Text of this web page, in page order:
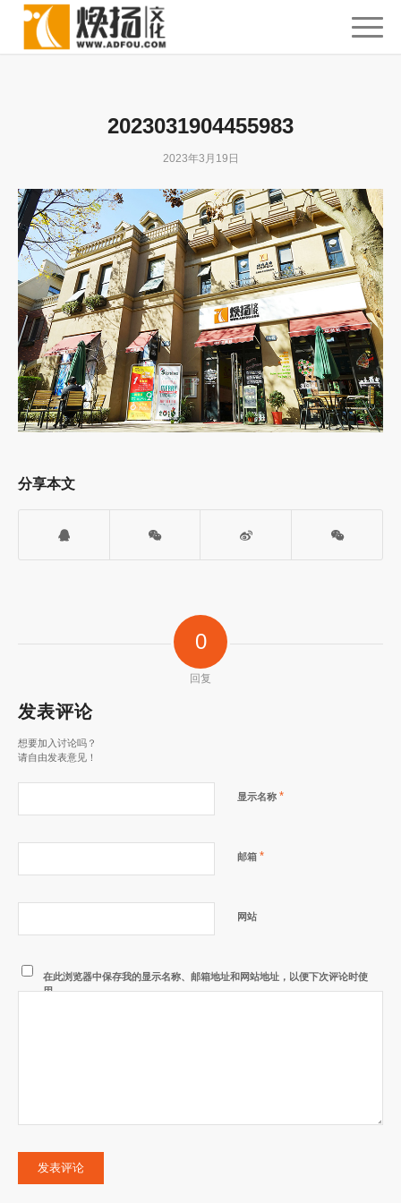
2023031904455983
2023年3月19日
分享本文
0
回复
发表评论
想要加入讨论吗？
请自由发表意见！
显示名称 *
邮箱 *
网站
在此浏览器中保存我的显示名称、邮箱地址和网站地址，以便下次评论时使
用。